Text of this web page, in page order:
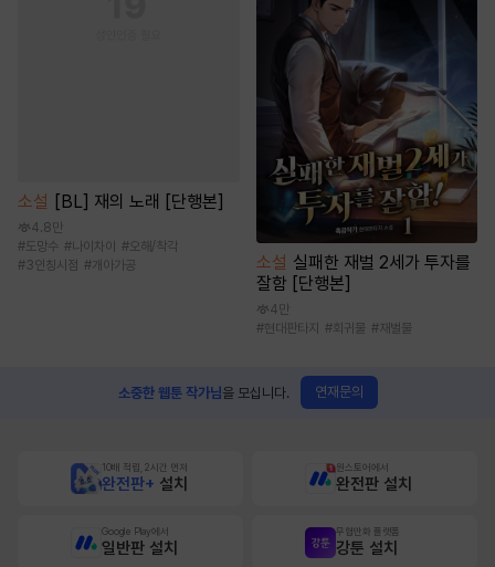
소설 [BL] 재의 노래 [단행본]
4.8만
#도망수 #나이차이 #오해/착각
#3인칭시점 # 개아가공 소설 실패한 재벌 2세가 투자를
잘함 [단행본]
4만
#현대판타지 #회귀물 #재벌물
소중한 웹툰 작가님을 모십니다. 연재문의
10배 적립, 2시간 먼저
완전판+ 설치
원스토어에서
완전판 설치
Google Play에서
일반판 설치
무협만화 플랫폼
강툰 설치